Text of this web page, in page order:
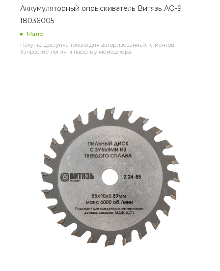
Аккумуляторный опрыскиватель Витязь АО-9
18036005
Мало
Покупка доступна только для авторизованных клиентов.
Запросите логин и пароль у менеджера.